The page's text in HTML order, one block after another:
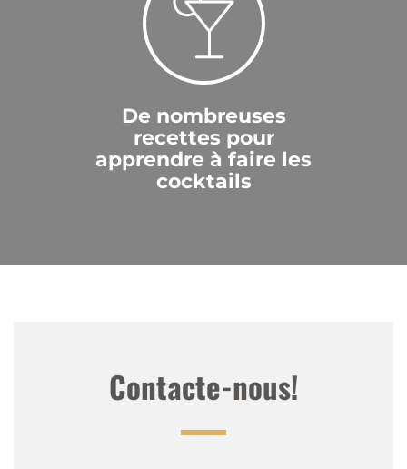
De nombreuses
recettes pour
apprendre à faire les
cocktails
Contacte-nous!